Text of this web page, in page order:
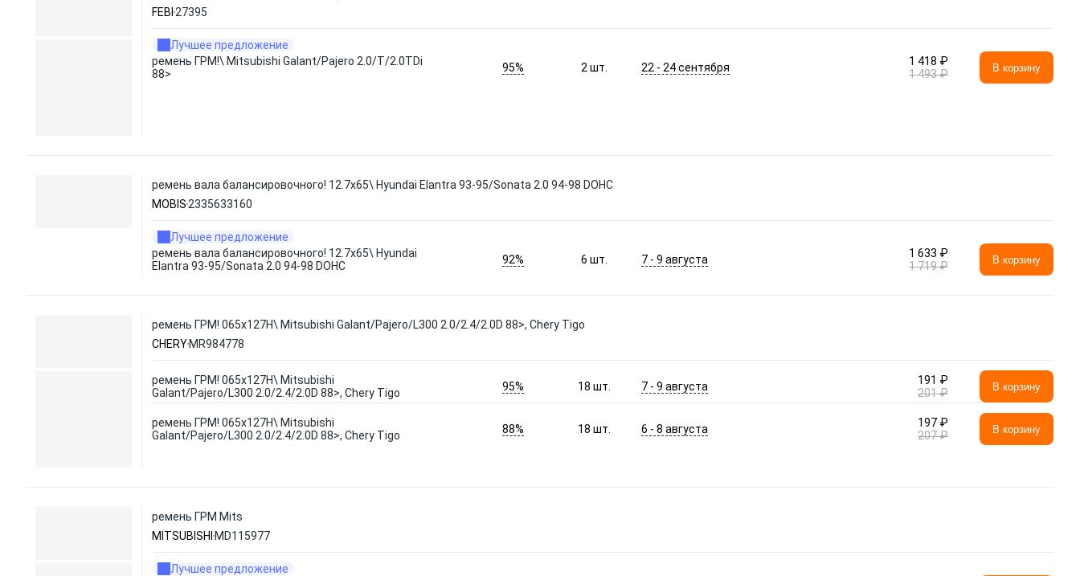
FEBI 27395
Лучшее предложение
ремень ГРМ!\ Mitsubishi Galant/Pajero 2.0/T/2.0TDi
88>
95% 2шт. 22 - 24 сентября
1 418 ₽
1 493 ₽
В корзину
ремень вала балансировочного! 12.7x65\ Hyundai Elantra 93-95/Sonata 2.0 94-98 DOHC
MOBIS 2335633160
Лучшее предложение
ремень вала балансировочного! 12.7x65\ Hyundai
Elantra 93-95/Sonata 2.0 94-98 DOHC
92% 6шт. 7 - 9 августа
1 633 ₽
1 719 ₽
В корзину
ремень ГРМ! 065x127H\ Mitsubishi Galant/Pajero/L300 2.0/2.4/2.0D 88>, Chery Tigo
CHERY MR984778
ремень ГРМ! 065x127H\ Mitsubishi
Galant/Pajero/L300 2.0/2.4/2.0D 88>, Chery Tigo
95% 18шт. 7 - 9 августа
191 ₽
201 ₽
В корзину
ремень ГРМ! 065x127H\ Mitsubishi
Galant/Pajero/L300 2.0/2.4/2.0D 88>, Chery Tigo
88% 18шт. 6 - 8 августа
197 ₽
207 ₽
В корзину
ремень ГРМ Mits
MITSUBISHI MD115977
Лучшее предложение